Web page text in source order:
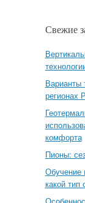
Свежие
Варианты
регионах
комфорта
Пионы:
Обучение
какой тип